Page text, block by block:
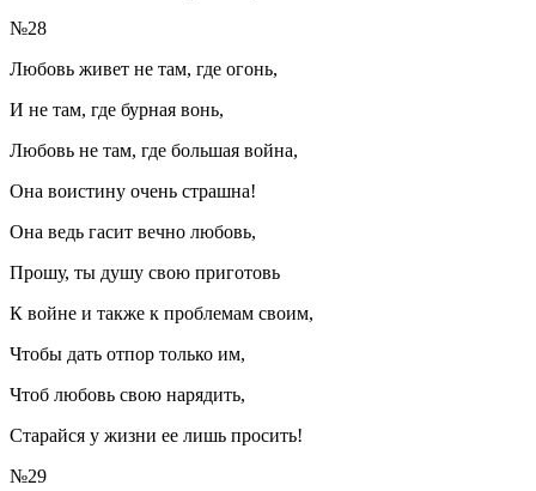
№28
Любовь живет не там, где огонь,
И не там, где бурная вонь,
Любовь не там, где большая война,
Она воистину очень страшна!
Она ведь гасит вечно любовь,
Прошу, ты душу свою приготовь
К войне и также к проблемам своим,
Чтобы дать отпор только им,
Чтоб любовь свою нарядить,
Старайся у жизни ее лишь просить!
№29